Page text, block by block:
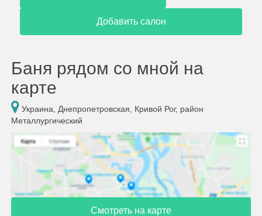
Добавить салон
Баня рядом со мной на
карте
Украина, Днепропетровская, Кривой Рог, район
Металлургический
Смотреть на карте